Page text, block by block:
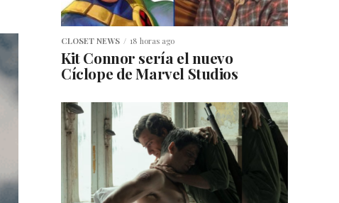
CLOSET NEWS 18 horas ago
Kit Connor sería el nuevo
Cíclope de Marvel Studios